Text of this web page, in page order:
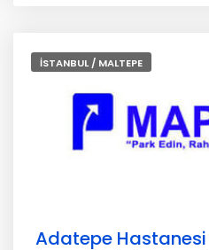
İSTANBUL / MALTEPE
Adatepe Hastanesi